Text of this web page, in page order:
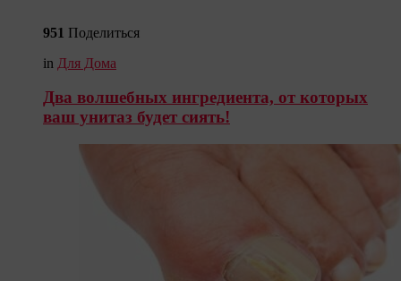
951 Поделиться
in Для Дома
Два волшебных ингредиента, от которых
ваш унитаз будет сиять!